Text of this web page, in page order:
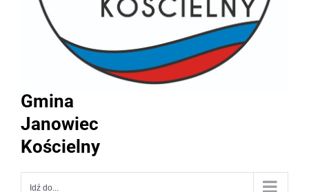
Gmina
Janowiec
Kościelny
Idź do...